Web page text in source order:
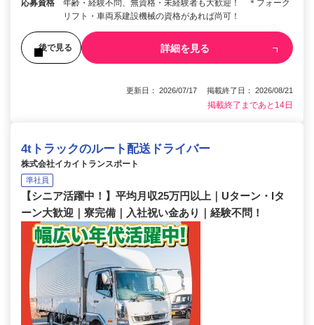
応募資格
年齢・経験不問、無資格・未経験者も大歓迎！ ＊フォーク
リフト・車両系建設機械の資格があれば尚可！
後で見る 詳細を見る
更新日： 2026/07/17 掲載終了日： 2026/08/21
掲載終了まであと14日
4tトラックのルート配送ドライバー
株式会社イカイトランスポート
準社員
【シニア活躍中！】平均月収25万円以上｜Uターン・Iタ
ーン大歓迎｜寮完備｜入社祝い金あり｜経験不問！